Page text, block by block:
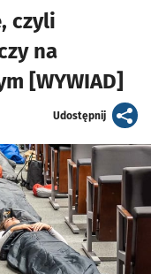
czyli
na
[WYWIAD]
Udostępnijartykuł